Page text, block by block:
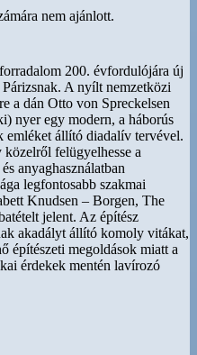
nem ajánlott.
200. évfordulójára új
A nyílt nemzetközi
a dán Otto von Spreckelsen
nyer egy modern, a háborús
emléket állító diadalív tervével.
felügyelhesse a
anyaghasználatban
legfontosabb szakmai
Knudsen – Borgen, The
jelent. Az építész
akadályt állító komoly vitákat,
építészeti megoldások miatt a
érdekek mentén lavírozó